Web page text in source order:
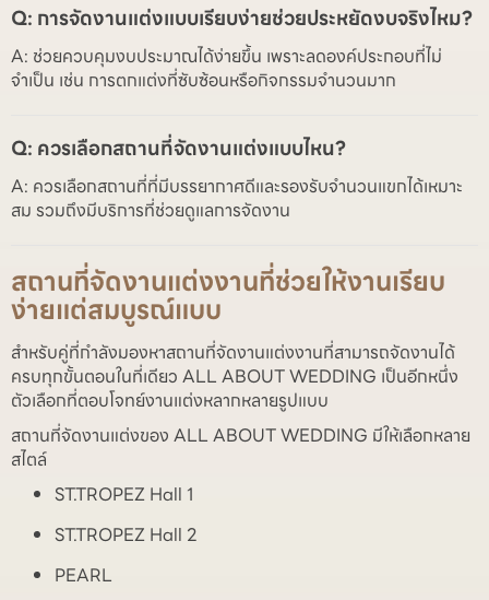
Q: การจัดงานแต่งแบบเรียบง่ายช่วยประหยัดงบจริงไหม?
A: ช่วยควบคุมงบประมาณได้ง่ายขึ้น เพราะลดองค์ประกอบที่ไม่
จำเป็น เช่น การตกแต่งที่ซับซ้อนหรือกิจกรรมจำนวนมาก
Q: ควรเลือกสถานที่จัดงานแต่งแบบไหน?
A: ควรเลือกสถานที่ที่มีบรรยากาศดีและรองรับจำนวนแขกได้เหมาะ
สม รวมถึงมีบริการที่ช่วยดูแลการจัดงาน
สถานที่จัดงานแต่งงานที่ช่วยให้งานเรียบ
ง่ายแต่สมบูรณ์แบบ
สำหรับคู่ที่กำลังมองหาสถานที่จัดงานแต่งงานที่สามารถจัดงานได้
ครบทุกขั้นตอนในที่เดียว ALL ABOUT WEDDING เป็นอีกหนึ่ง
ตัวเลือกที่ตอบโจทย์งานแต่งหลากหลายรูปแบบ
สถานที่จัดงานแต่งของ ALL ABOUT WEDDING มีให้เลือกหลาย
สไตล์
ST.TROPEZ Hall 1
ST.TROPEZ Hall 2
PEARL